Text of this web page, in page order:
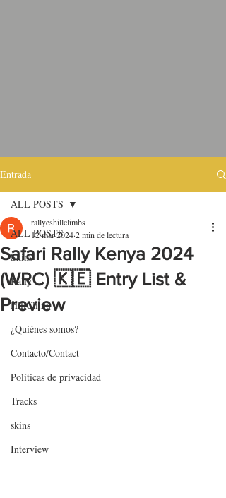
Entrada
ALL POSTS
Skins
Rally
HillClimb
¿Quiénes somos?
Contacto/Contact
Políticas de privacidad
Tracks
skins
Interview
ALL POSTS
Safari Rally Kenya 2024
(WRC) 🇰🇪 Entry List &
Preview
rallyeshillclimbs
12 mar 20242 min de lectura